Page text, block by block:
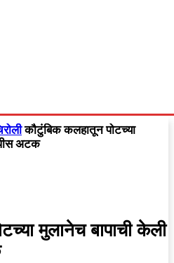
कौटुंबिक कलहातून पोटच्या
अटक
मुलानेच बापाची केली